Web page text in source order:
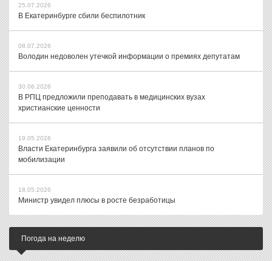
25.07.2026
В Екатеринбурге сбили беспилотник
08.07.2026
Володин недоволен утечкой информации о премиях депутатам
30.06.2026
В РПЦ предложили преподавать в медицинских вузах
христианские ценности
19.05.2026
Власти Екатеринбурга заявили об отсутствии планов по
мобилизации
18.05.2026
Министр увидел плюсы в росте безработицы
Погода на неделю